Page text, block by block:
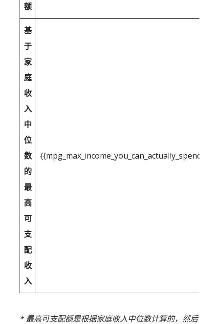
额
基
于
家
庭
收
入
中
位
数
的
最
高
可
支
配
收
入
* 最高可支配额是根据家庭收入中位数计算的，然后